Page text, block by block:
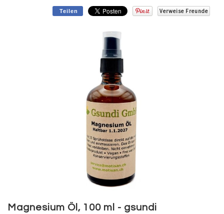
Teilen Verweise Freunde
to
Magnesium Öl, 100 ml - gsundi